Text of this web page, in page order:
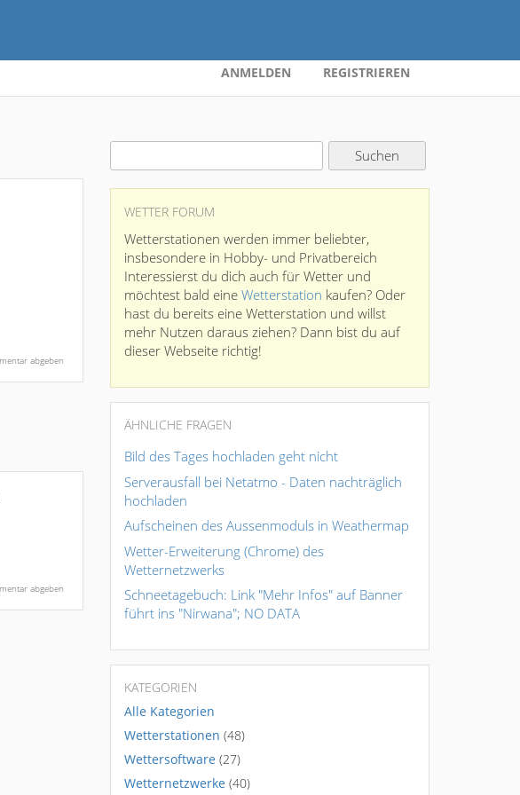
ANMELDEN REGISTRIEREN
WETTER FORUM
Wetterstationen werden immer beliebter,
insbesondere in Hobby- und Privatbereich
Interessierst du dich auch für Wetter und
möchtest bald eine Wetterstation kaufen? Oder
hast du bereits eine Wetterstation und willst
mehr Nutzen daraus ziehen? Dann bist du auf
dieser Webseite richtig!
ÄHNLICHE FRAGEN
Bild des Tages hochladen geht nicht
Serverausfall bei Netatmo - Daten nachträglich
hochladen
Aufscheinen des Aussenmoduls in Weathermap
Wetter-Erweiterung (Chrome) des
Wetternetzwerks
Schneetagebuch: Link "Mehr Infos" auf Banner
führt ins "Nirwana"; NO DATA
KATEGORIEN
Alle Kategorien
Wetterstationen (48)
Wettersoftware (27)
Wetternetzwerke (40)